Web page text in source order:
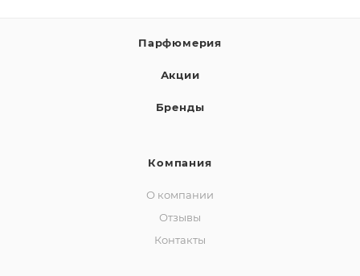
Парфюмерия
Акции
Бренды
Компания
О компании
Отзывы
Контакты